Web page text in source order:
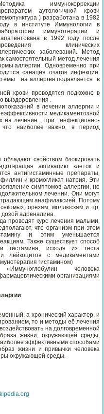
иммунокоррекции
аутологичной крови
) разработана в 1982
в институте Иммунологии в
иммунотерапии и
в 1992 году после
клинических
заболеваний. Метод
самостоятельный метод лечения
аллергии. Одновременно при
санация очагов инфекции.
на аллерген подавляется в
крови проводятся подкожно в
выздоровления .
в лечении аллергии и
медикаментозной
на лечение , при инфекционно-
наиболее важно, в период
свойством блокировать
активацию клеток и
антигистаминные препараты,
и кромогликат натрия. Эти
симптомов аллергии, но
лечении. Они могут
анафилаксией. Потому
орехам, моллюскам и пр.
адреналина.
проводят курс лечения малыми,
что организм при этом
и этим уменьшается
Также существует способ
гистамина, исходя из теста
лейкоцитов с медикаментами
гистамином)
человека
организациями
а хронический характер, и
то и методы её лечения
на долговременной
жизни, окружающей среды,
эффективными способами
жизни и привычки человека
окружающей среды.